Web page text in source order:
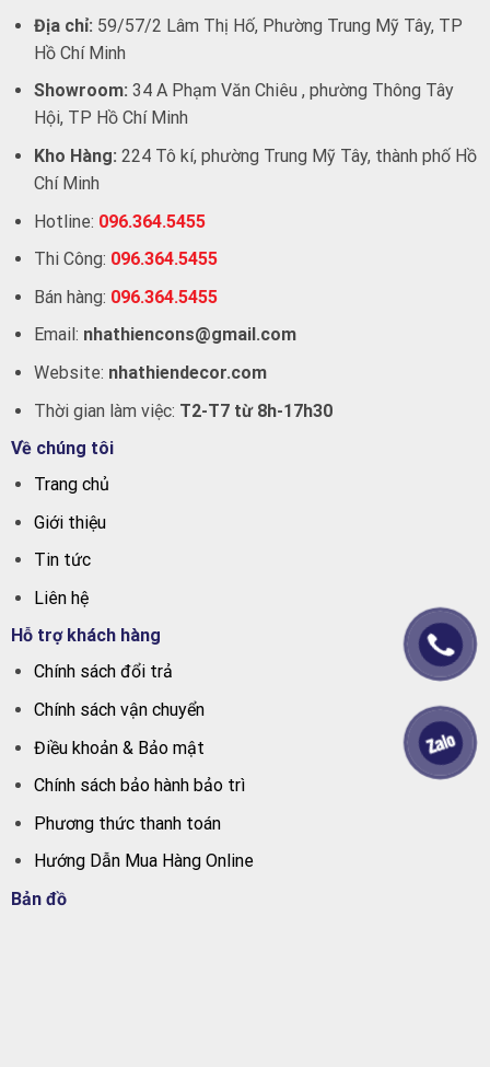
Địa chỉ: 59/57/2 Lâm Thị Hố, Phường Trung Mỹ Tây, TP
Hồ Chí Minh
Showroom: 34 A Phạm Văn Chiêu , phường Thông Tây
Hội, TP Hồ Chí Minh
Kho Hàng: 224 Tô kí, phường Trung Mỹ Tây, thành phố Hồ
Chí Minh
Hotline: 096.364.5455
Thi Công: 096.364.5455
Bán hàng: 096.364.5455
Email: nhathiencons@gmail.com
Website: nhathiendecor.com
Thời gian làm việc: T2-T7 từ 8h-17h30
Về chúng tôi
Trang chủ
Giới thiệu
Tin tức
Liên hệ
Hỗ trợ khách hàng
Chính sách đổi trả
Chính sách vận chuyển
Điều khoản & Bảo mật
Chính sách bảo hành bảo trì
Phương thức thanh toán
Hướng Dẫn Mua Hàng Online
Bản đồ